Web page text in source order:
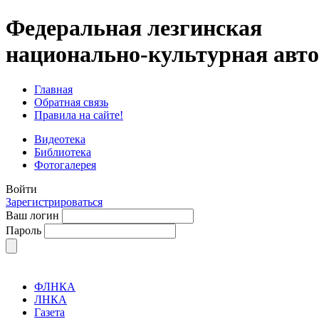
Федеральная лезгинская
национально-культурная
Главная
Обратная связь
Правила на сайте!
Видеотека
Библиотека
Фотогалерея
Войти
Зарегистрироваться
Ваш логин
Пароль
ФЛНКА
ЛНКА
Газета